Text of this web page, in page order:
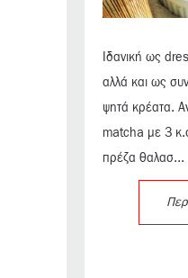
Ιδανική ως
αλλά και ως
ψητά κρέατα.
matcha με 3
πρέζα θαλασ...